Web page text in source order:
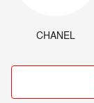
CHANEL